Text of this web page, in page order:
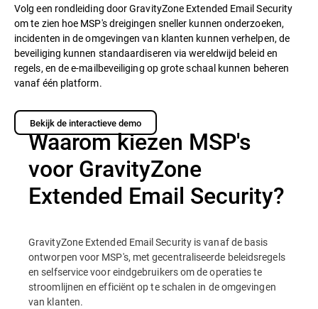
Volg een rondleiding door GravityZone Extended Email Security
om te zien hoe MSP's dreigingen sneller kunnen onderzoeken,
incidenten in de omgevingen van klanten kunnen verhelpen, de
beveiliging kunnen standaardiseren via wereldwijd beleid en
regels, en de e-mailbeveiliging op grote schaal kunnen beheren
vanaf één platform.
Bekijk de interactieve demo
Waarom kiezen MSP's
voor GravityZone
Extended Email Security?
GravityZone Extended Email Security is vanaf de basis
ontworpen voor MSP's, met gecentraliseerde beleidsregels
en selfservice voor eindgebruikers om de operaties te
stroomlijnen en efficiënt op te schalen in de omgevingen
van klanten.